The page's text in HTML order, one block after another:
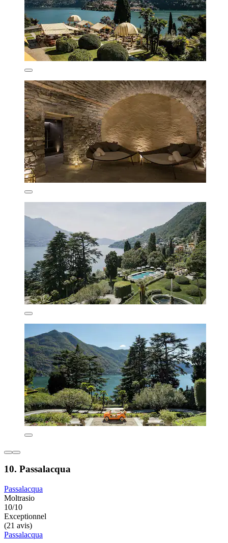
10. Passalacqua
Passalacqua
Moltrasio
10/10
Exceptionnel
(21 avis)
Passalacqua